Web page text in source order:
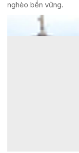
nghèo bền vững.